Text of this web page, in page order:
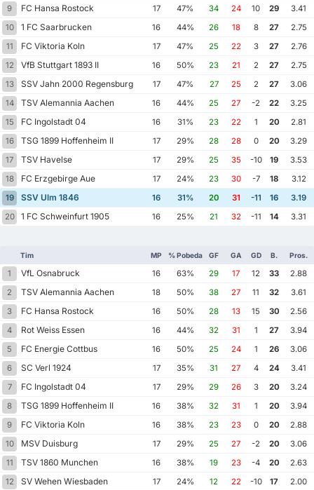
9
FC Hansa Rostock 17 47% 34 24 10 29
3.41
10
1 FC Saarbrucken 16 44% 26 18 8 27
2.75
11
FC Viktoria Koln 17 47% 25 22 3 27
2.76
12
VfB Stuttgart 1893 II 16 50% 23 21 2 27
2.75
13
SSV Jahn 2000 Regensburg 17 47% 27 25 2 27
3.06
14
TSV Alemannia Aachen 16 44% 25 27 -2 22
3.25
15
FC Ingolstadt 04 16 31% 23 22 1 20
2.81
16
TSG 1899 Hoffenheim II 17 29% 28 28 0 20
3.29
17
TSV Havelse 17 29% 25 35 -10 19
3.53
18
FC Erzgebirge Aue 17 24% 23 30 -7 18
3.12
19
SSV Ulm 1846 16 31% 20 31 -11 16
3.19
20
1 FC Schweinfurt 1905 16 25% 21 32 -11 14 3.31
Tim MP % Pobeda GF GA GD B. Pros.
1 VfL Osnabruck 16 63% 29 17 12 33
2.88
2
TSV Alemannia Aachen 18 50% 38 27 11 32
3.61
3
FC Hansa Rostock 16 50% 28 13 15 30
2.56
4
Rot Weiss Essen 16 44% 32 31 1 27
3.94
5
FC Energie Cottbus 16 50% 25 24 1 26
3.06
6
SC Verl 1924 17 35% 31 27 4 24
3.41
7
FC Ingolstadt 04 17 29% 29 26 3 20
3.24
8
TSG 1899 Hoffenheim II 16 38% 32 31 1 20
3.94
9
FC Viktoria Koln 16 38% 23 23 0 20
2.88
10
MSV Duisburg 17 29% 25 27 -2 20
3.06
11
TSV 1860 Munchen 16 38% 19 23 -4 20
2.63
12
SV Wehen Wiesbaden 17 24% 12 22 -10 17
2.00